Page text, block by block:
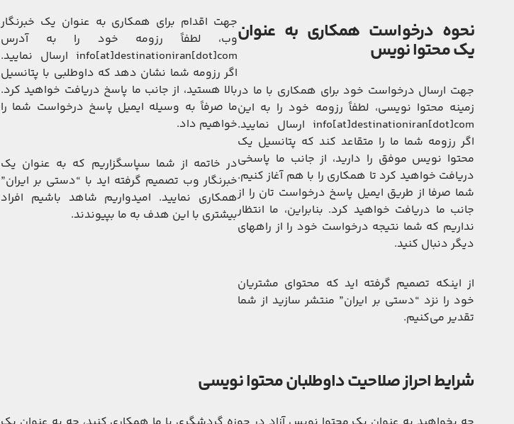
نحوه درخواست همکاری به عنوان
یک محتوا نویس
جهت ارسال درخواست خود برای همکاری با ما در
زمینه محتوا نویسی، لطفاً رزومه خود را به این
info[at]destinationiran[dot]com ارسال نمایید.
اگر رزومه شما ما را متقاعد کند که پتانسیل یک
محتوا نویس موفق را دارید، از جانب ما پاسخی
دریافت خواهید کرد تا همکاری را با هم آغاز کنیم.
شما صرفا از طریق ایمیل پاسخ درخواست تان را از
جانب ما دریافت خواهید کرد. بنابراین، ما انتظار
نداریم که شما نتیجه درخواست خود را از راههای
دیگر دنبال کنید.
از اینکه تصمیم گرفته اید که محتوای مشتریان
خود را نزد “دستی بر ایران” منتشر سازید از شما
تقدیر می‌کنیم.
جهت اقدام برای همکاری به عنوان یک خبرنگار
وب، لطفاً رزومه خود را به آدرس
info[at]destinationiran[dot]com ارسال نمایید.
اگر رزومه شما نشان دهد که داوطلبی با پتانسیل
بالا هستید، از جانب ما پاسخ دریافت خواهید کرد.
ما صرفاً به وسیله ایمیل پاسخ درخواست شما را
خواهیم داد.
در خاتمه از شما سپاسگزاریم که به عنوان یک
خبرنگار وب تصمیم گرفته اید با “دستی بر ایران”
همکاری نمایید. امیدواریم شاهد باشیم افراد
بیشتری با این هدف به ما بپیوندند.
شرایط احراز صلاحیت داوطلبان محتوا نویسی